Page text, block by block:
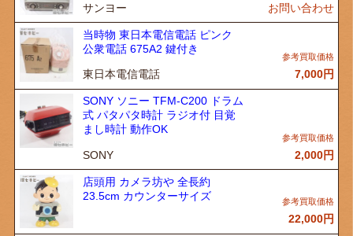
サンヨー お問い合わせ
当時物 東日本電信電話 ピンク
公衆電話 675A2 鍵付き
東日本電信電話 7,000円
SONY ソニー TFM-C200 ドラム
式 パタパタ時計 ラジオ付 目覚
まし時計 動作OK
SONY 2,000円
店頭用 カメラ坊や 全長約
23.5cm カウンターサイズ
22,000円